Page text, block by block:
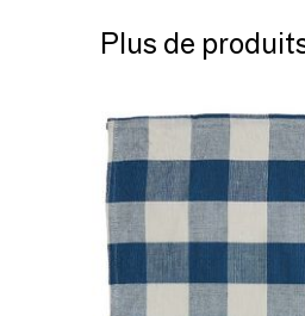
Plus de